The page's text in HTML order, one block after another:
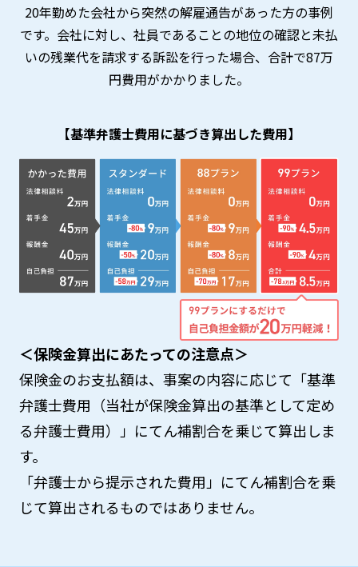
20年勤めた会社から突然の解雇通告があった方の事例
です。会社に対し、社員であることの地位の確認と未払
いの残業代を請求する訴訟を行った場合、合計で87万
円費用がかかりました。
【基準弁護士費用に基づき算出した費用】
＜保険金算出にあたっての注意点＞
保険金のお支払額は、事案の内容に応じて「基準
弁護士費用（当社が保険金算出の基準として定め
る弁護士費用）」にてん補割合を乗じて算出しま
す。
「弁護士から提示された費用」にてん補割合を乗
じて算出されるものではありません。